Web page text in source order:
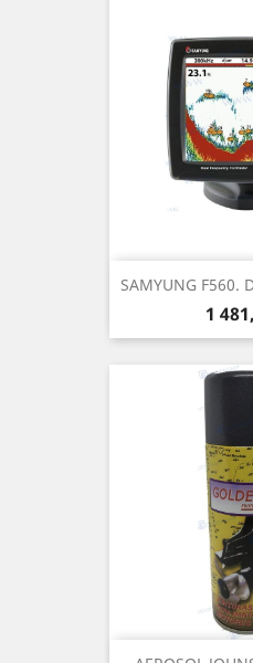
SAMYUNG F560.
Prix
1